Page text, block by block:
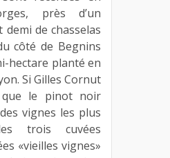
près d’un
demi de chasselas
côté de Begnins
hectare planté en
Si Gilles Cornut
que le pinot noir
vignes les plus
trois cuvées
«vieilles vignes»